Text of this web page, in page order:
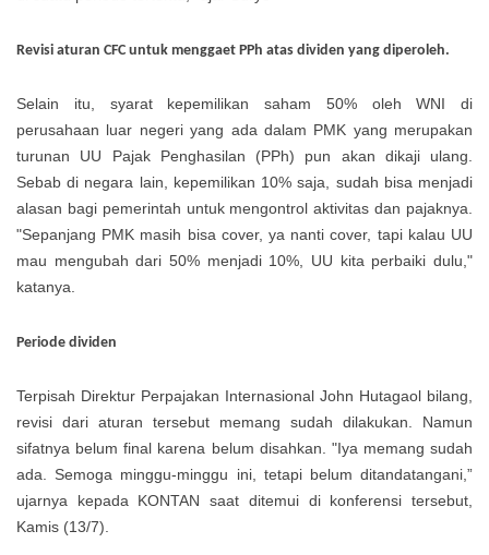
Revisi aturan CFC untuk menggaet PPh atas dividen yang diperoleh.
Selain itu, syarat kepemilikan saham 50% oleh WNI di
perusahaan luar negeri yang ada dalam PMK yang merupakan
turunan UU Pajak Penghasilan (PPh) pun akan dikaji ulang.
Sebab di negara lain, kepemilikan 10% saja, sudah bisa menjadi
alasan bagi pemerintah untuk mengontrol aktivitas dan pajaknya.
"Sepanjang PMK masih bisa cover, ya nanti cover, tapi kalau UU
mau mengubah dari 50% menjadi 10%, UU kita perbaiki dulu,"
katanya.
Periode dividen
Terpisah Direktur Perpajakan Internasional John Hutagaol bilang,
revisi dari aturan tersebut memang sudah dilakukan. Namun
sifatnya belum final karena belum disahkan. "Iya memang sudah
ada. Semoga minggu-minggu ini, tetapi belum ditandatangani,”
ujarnya kepada KONTAN saat ditemui di konferensi tersebut,
Kamis (13/7).